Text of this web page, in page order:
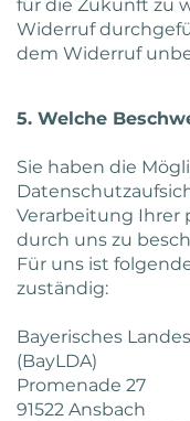
für die Zukunft zu
Widerruf
dem Widerruf
5. Welche
Sie haben die
Verarbeitung Ihrer
durch uns zu
Für uns ist
zuständig:
Bayerisches
(BayLDA)
Promenade 27
91522 Ansbach